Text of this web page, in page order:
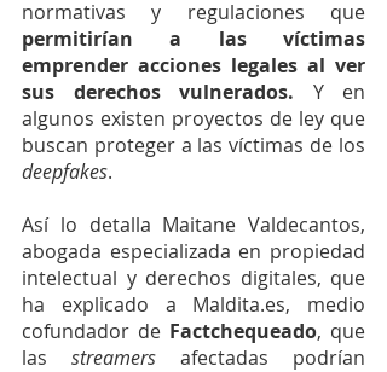
permitirían a las víctimas
emprender acciones legales al ver
sus derechos vulnerados. Y en
algunos existen proyectos de ley que
deepfakes.
Así lo detalla Maitane Valdecantos,
abogada especializada en propiedad
intelectual y derechos digitales, que
ha explicado a Maldita.es, medio
cofundador de Factchequeado, que
las streamers afectadas podrían